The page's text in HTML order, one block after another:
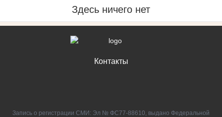
Здесь ничего нет
Контакты
Запись о регистрации СМИ: Эл № ФС77-88610, выдано Федеральной